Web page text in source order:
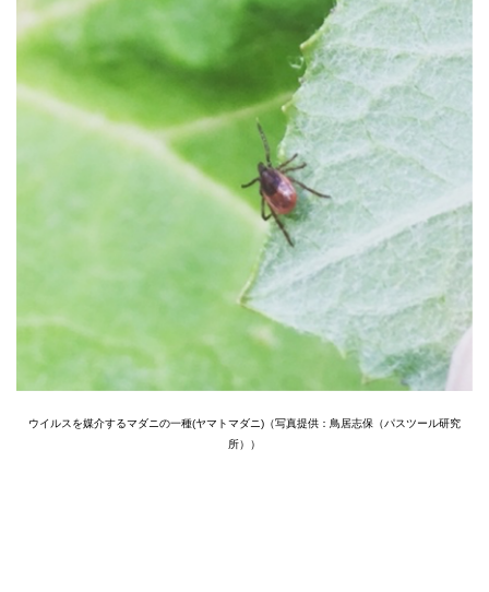
ウイルスを媒介するマダニの一種(ヤマトマダニ)（写真提供：鳥居志保（パスツール研究
所））